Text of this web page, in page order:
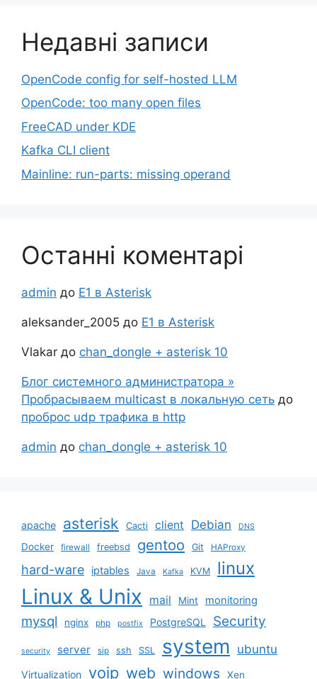
Недавні записи
OpenCode config for self-hosted LLM
OpenCode: too many open files
FreeCAD under KDE
Kafka CLI client
Mainline: run-parts: missing operand
Останні коментарі
admin до Е1 в Asterisk
aleksander_2005 до Е1 в Asterisk
Vlakar до chan_dongle + asterisk 10
Блог системного администратора »
Пробрасываем multicast в локальную сеть до
проброс udp трафика в http
admin до chan_dongle + asterisk 10
apache asterisk Cacti client Debian DNS
Docker firewall freebsd gentoo Git HAProxy
hard-ware iptables Java Kafka KVM linux
Linux & Unix mail Mint monitoring
mysql nginx php postfix PostgreSQL Security
security server sip ssh SSL system ubuntu
Virtualization voip web windows Xen